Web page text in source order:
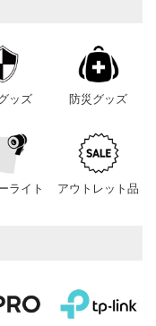
ッズ 防災グッズ
ライト アウトレット品